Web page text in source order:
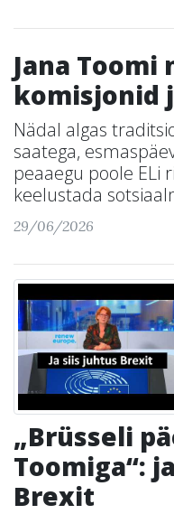
Jana Toomi
komisjonid
Nädal algas
saatega,
peaaegu poole ELi
keelustada
29/06/2026
„Brüsseli
Toomiga“:
Brexit